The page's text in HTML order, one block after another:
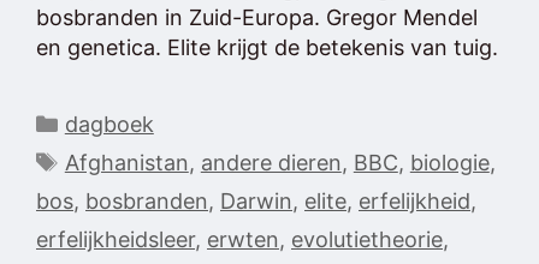
bosbranden in Zuid-Europa. Gregor Mendel
en genetica. Elite krijgt de betekenis van tuig.
Categorieën
dagboek
Tags
Afghanistan, andere dieren, BBC, biologie,
bos, bosbranden, Darwin, elite, erfelijkheid,
erfelijkheidsleer, erwten, evolutietheorie,